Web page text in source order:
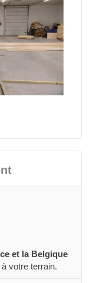
et la Belgique
votre terrain.